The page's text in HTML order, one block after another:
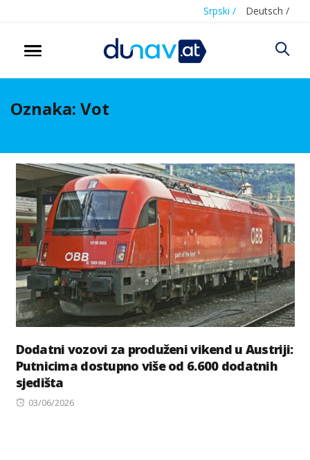
Srpski / Deutsch /
Oznaka: Vot
Dodatni vozovi za produženi vikend u Austriji:
Putnicima dostupno više od 6.600 dodatnih
sjedišta
Posted
03/06/2026